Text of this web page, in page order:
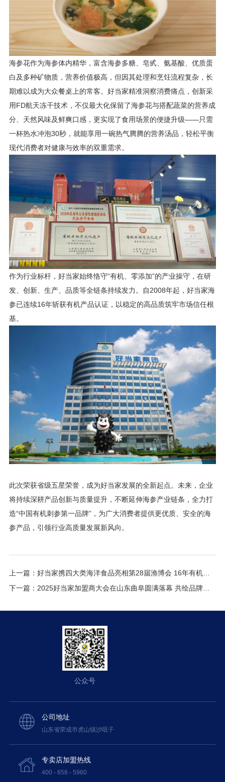
海参花作为海参体内精华，富含海参多糖、皂甙、氨基酸、优质蛋
白及多种矿物质，营养价值极高，但因其处理和烹饪流程复杂，长
期难以成为大众餐桌上的常客。好当家精准洞察消费痛点，创新采
用FD航天冻干技术，不仅最大化保留了海参花与搭配蔬菜的营养成
分、天然风味及鲜爽口感，更实现了食用场景的便捷升级——只需
一杯热水冲泡30秒，就能享用一碗热气腾腾的营养汤品，轻松平衡
现代消费者对健康与效率的双重需求。
作为行业标杆，好当家始终恪守“有机、零添加”的产业操守，在研
发、创新、生产、品质等全链条持续发力。自2008年起，好当家海
参已连续16年斩获有机产品认证，以稳定的高品质筑牢市场信任根
基。
此次荣获省级五星荣誉，成为好当家发展的全新起点。未来，企业
将持续深耕产品创新与质量提升，不断延伸海参产业链条，全力打
造“中国有机刺参第一品牌”，为广大消费者提供更优质、安全的海
参产品，引领行业高质量发展新风向。
上一篇： 好当家携四大类海洋食品亮相第28届渔博会 16年有机品质引全球客商聚焦
下一篇： 2025好当家加盟商大会在山东曲阜圆满落幕 共绘品牌发展新蓝图
公众号
公司地址
山东省荣成市虎山镇沙咀子
专卖店加盟热线
400 - 658 - 5960